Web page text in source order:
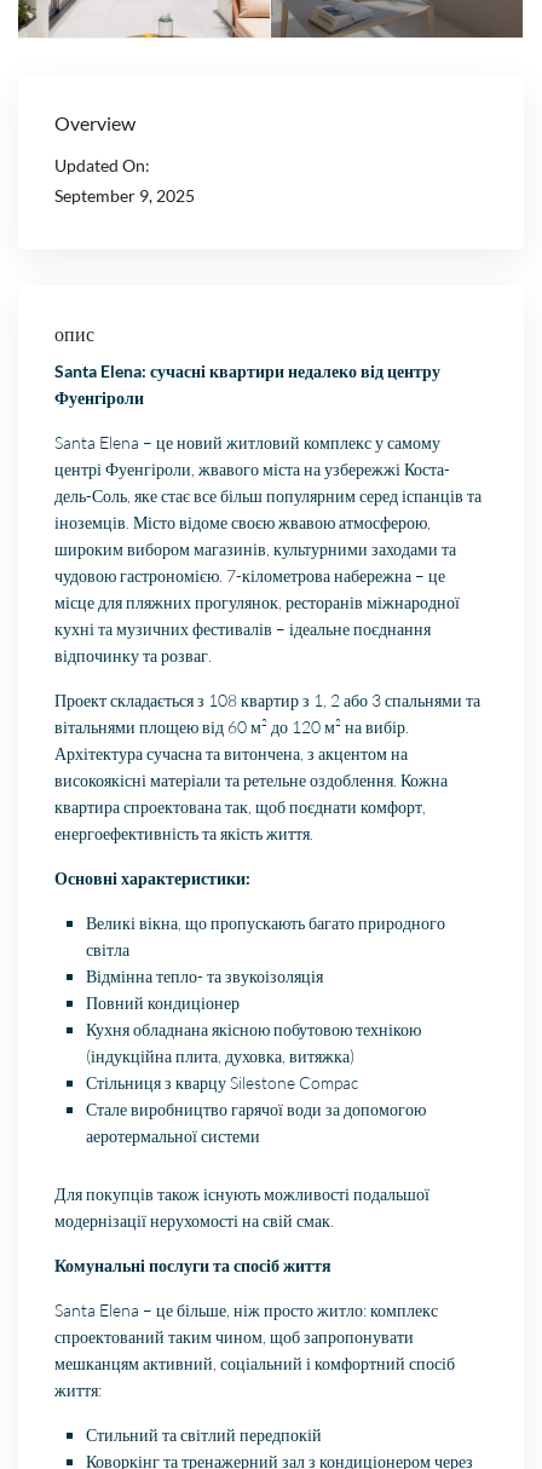
Overview
Updated On:
September 9, 2025
опис
Santa Elena: сучасні квартири недалеко від центру
Фуенгіроли
Santa Elena – це новий житловий комплекс у самому
центрі Фуенгіроли, жвавого міста на узбережжі Коста-
дель-Соль, яке стає все більш популярним серед іспанців та
іноземців. Місто відоме своєю жвавою атмосферою,
широким вибором магазинів, культурними заходами та
чудовою гастрономією. 7-кілометрова набережна – це
місце для пляжних прогулянок, ресторанів міжнародної
кухні та музичних фестивалів – ідеальне поєднання
відпочинку та розваг.
Проект складається з 108 квартир з 1, 2 або 3 спальнями та
вітальнями площею від 60 м² до 120 м² на вибір.
Архітектура сучасна та витончена, з акцентом на
високоякісні матеріали та ретельне оздоблення. Кожна
квартира спроектована так, щоб поєднати комфорт,
енергоефективність та якість життя.
Основні характеристики:
Великі вікна, що пропускають багато природного
світла
Відмінна тепло- та звукоізоляція
Повний кондиціонер
Кухня обладнана якісною побутовою технікою
(індукційна плита, духовка, витяжка)
Стільниця з кварцу Silestone Compac
Стале виробництво гарячої води за допомогою
аеротермальної системи
Для покупців також існують можливості подальшої
модернізації нерухомості на свій смак.
Комунальні послуги та спосіб життя
Santa Elena – це більше, ніж просто житло: комплекс
спроектований таким чином, щоб запропонувати
мешканцям активний, соціальний і комфортний спосіб
життя:
Стильний та світлий передпокій
Коворкінг та тренажерний зал з кондиціонером через